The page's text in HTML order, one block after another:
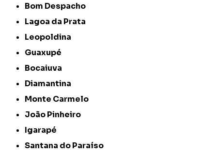
Bom Despacho
Lagoa da Prata
Leopoldina
Guaxupé
Bocaiuva
Diamantina
Monte Carmelo
João Pinheiro
Igarapé
Santana do Paraíso